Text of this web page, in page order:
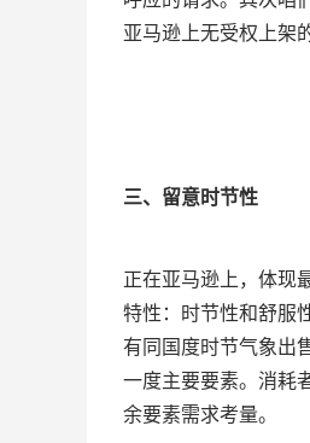
亚马逊上无受权上架
三、留意时节性
正在亚马逊上，体现
特性：时节性和舒服
有同国度时节气象出
一度主要要素。消耗
余要素需求考量。